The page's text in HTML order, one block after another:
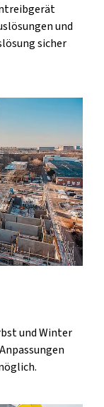
und
sicher
und Winter